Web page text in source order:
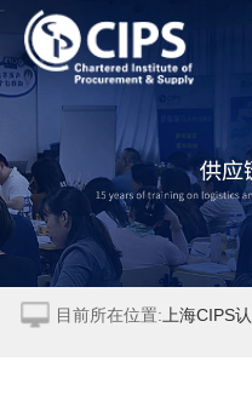
CIPS认证
企业内训
CIPS培训
目前所在位置: 上海CIPS